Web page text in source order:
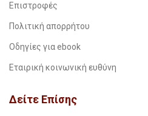
Επιστροφές
Πολιτική απορρήτου
Οδηγίες για ebook
Εταιρική κοινωνική ευθύνη
Δείτε Επίσης